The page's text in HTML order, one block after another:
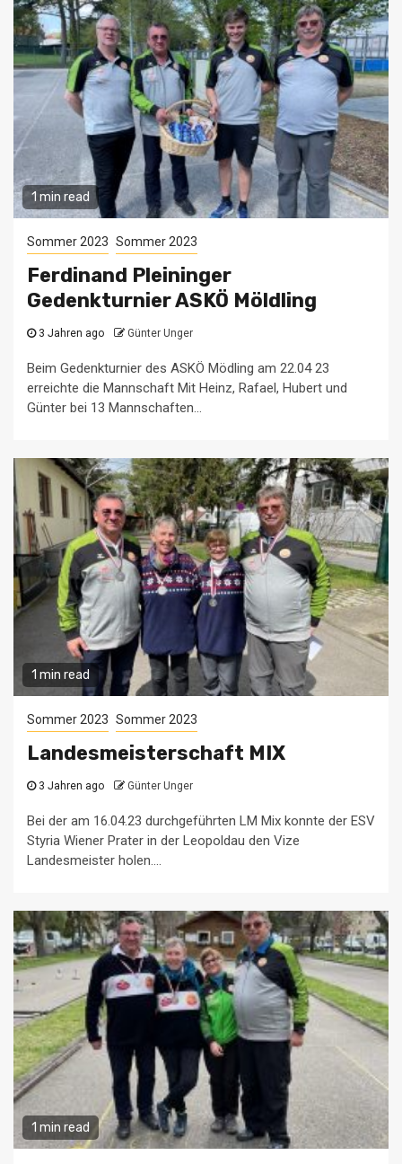
1 min read
Sommer 2023 Sommer 2023
Ferdinand Pleininger
Gedenkturnier ASKÖ Möldling
3 Jahren ago Günter Unger
Beim Gedenkturnier des ASKÖ Mödling am 22.04 23
erreichte die Mannschaft Mit Heinz, Rafael, Hubert und
Günter bei 13 Mannschaften...
1 min read
Sommer 2023 Sommer 2023
Landesmeisterschaft MIX
3 Jahren ago Günter Unger
Bei der am 16.04.23 durchgeführten LM Mix konnte der ESV
Styria Wiener Prater in der Leopoldau den Vize
Landesmeister holen....
1 min read